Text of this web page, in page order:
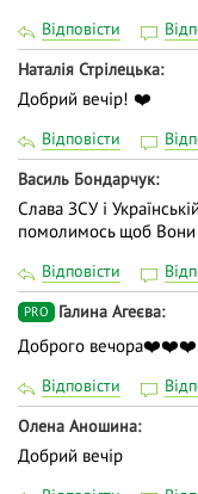
Відповісти
Наталія Стрілецька
Добрий вечір! ❤️
Відповісти
Василь Бондарчук
Слава ЗСУ і
помолимось щоб Вони
Відповісти
PRO Галина Агеєва
Доброго вечора❤️❤️❤️
Відповісти
Олена Аношина
Добрий вечір